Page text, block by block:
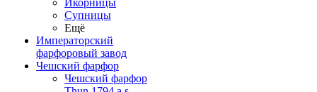
Икорницы
Супницы
Ещё
Императорский
фарфоровый завод
Чешский фарфор
Чешский фарфор